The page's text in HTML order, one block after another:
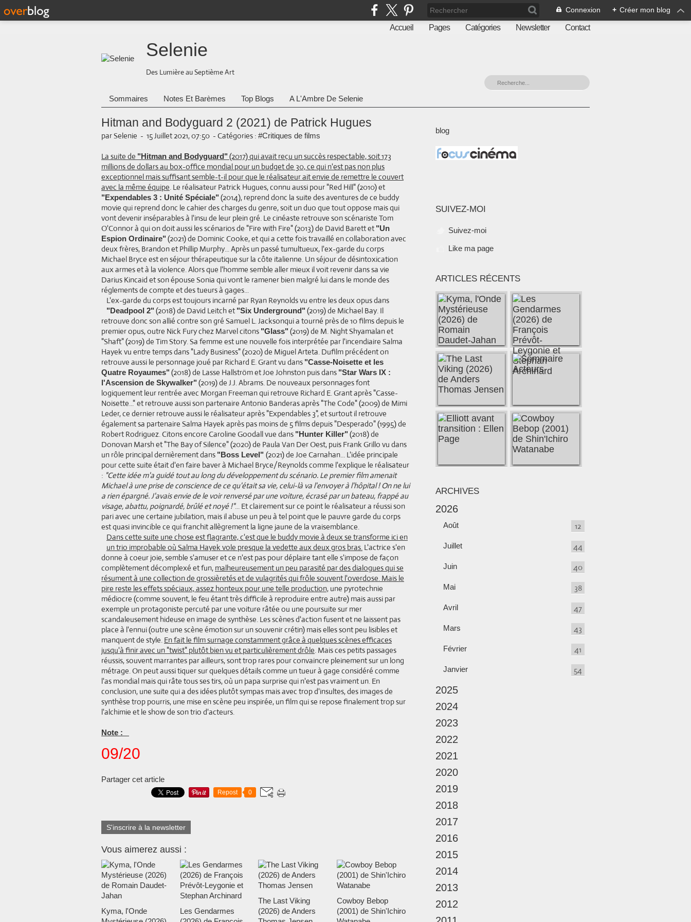
Connexion + Créer mon blog
Accueil Pages Catégories Newsletter Contact
Selenie
Des Lumière au Septième Art
Sommaires Notes Et Barèmes Top Blogs A L'Ambre De Selenie
Hitman and Bodyguard 2 (2021) de Patrick Hugues
par Selenie - 15 Juillet 2021, 07:50 - Catégories : #Critiques de films
La suite de "Hitman and Bodyguard" (2017) qui avait reçu un succès respectable, soit 173
millions de dollars au box-office mondial pour un budget de 30, ce qui n'est pas non plus
exceptionnel mais suffisant semble-t-il pour que le réalisateur ait envie de remettre le couvert
avec la même équipe. Le réalisateur Patrick Hugues, connu aussi pour "Red Hill" (2010) et
"Expendables 3 : Unité Spéciale" (2014), reprend donc la suite des aventures de ce buddy
movie qui reprend donc le cahier des charges du genre, soit un duo que tout oppose mais qui
vont devenir inséparables à l'insu de leur plein gré. Le cinéaste retrouve son scénariste Tom
O'Connor à qui on doit aussi les scénarios de "Fire with Fire" (2013) de David Barett et "Un
Espion Ordinaire" (2021) de Dominic Cooke, et qui a cette fois travaillé en collaboration avec
deux frères, Brandon et Phillip Murphy... Après un passé tumultueux, l'ex-garde du corps
Michael Bryce est en séjour thérapeutique sur la côte italienne. Un séjour de désintoxication
aux armes et à la violence. Alors que l'homme semble aller mieux il voit revenir dans sa vie
Darius Kincaid et son épouse Sonia qui vont le ramener bien malgré lui dans le monde des
réglements de compte et des tueurs à gages...
L'ex-garde du corps est toujours incarné par Ryan Reynolds vu entre les deux opus dans
"Deadpool 2" (2018) de David Leitch et "Six Underground" (2019) de Michael Bay. Il
retrouve donc son allié contre son gré Samuel L. Jacksonqui a tourné près de 10 films depuis le
premier opus, outre Nick Fury chez Marvel citons "Glass" (2019) de M. Night Shyamalan et
"Shaft" (2019) de Tim Story. Sa femme est une nouvelle fois interprétée par l'incendiaire Salma
Hayek vu entre temps dans "Lady Business" (2020) de Miguel Arteta. Dufilm précédent on
retrouve aussi le personnage joué par Richard E. Grant vu dans "Casse-Noisette et les
Quatre Royaumes" (2018) de Lasse Hallström et Joe Johnston puis dans "Star Wars IX :
l'Ascension de Skywalker" (2019) de J.J. Abrams. De nouveaux personnages font
logiquement leur rentrée avec Morgan Freeman qui retrouve Richard E. Grant après "Casse-
Noisette..." et retrouve aussi son partenaire Antonio Banderas après "The Code" (2009) de Mimi
Leder, ce dernier retrouve aussi le réalisateur après "Expendables 3", et surtout il retrouve
également sa partenaire Salma Hayek après pas moins de 5 films depuis "Desperado" (1995) de
Robert Rodriguez. Citons encore Caroline Goodall vue dans "Hunter Killer" (2018) de
Donovan Marsh et "The Bay of Silence" (2020) de Paula Van Der Oest, puis Frank Grillo vu dans
un rôle principal dernièrement dans "Boss Level" (2021) de Joe Carnahan... L'idée principale
pour cette suite était d'en faire baver à Michael Bryce/Reynolds comme l'explique le réalisateur
: "Cette idée m'a guidé tout au long du développement du scénario. Le premier film amenait
Michael à une prise de conscience de ce qu'était sa vie, celui-là va l'envoyer à l'hôpital ! On ne lui
a rien épargné. J'avais envie de le voir renversé par une voiture, écrasé par un bateau, frappé au
visage, abattu, poignardé, brûlé et noyé !"... Et clairement sur ce point le réalisateur a réussi son
pari avec une certaine jubilation, mais il abuse un peu à tel point que le pauvre garde du corps
est quasi invincible ce qui franchit allègrement la ligne jaune de la vraisemblance.
Dans cette suite une chose est flagrante, c'est que le buddy movie à deux se transforme ici en
un trio improbable où Salma Hayek vole presque la vedette aux deux gros bras. L'actrice s'en
donne à coeur joie, semble s'amuser et ce n'est pas pour déplaire tant elle s'impose de façon
complètement décomplexé et fun, malheureusement un peu parasité par des dialogues qui se
résument à une collection de grossièretés et de vulagrités qui frôle souvent l'overdose. Mais le
pire reste les effets spéciaux, assez honteux pour une telle production, une pyrotechnie
médiocre (comme souvent, le feu étant très difficile à reproduire entre autre) mais aussi par
exemple un protagoniste percuté par une voiture râtée ou une poursuite sur mer
scandaleusement hideuse en image de synthèse. Les scènes d'action fusent et ne laissent pas
place à l'ennui (outre une scène émotion sur un souvenir crétin) mais elles sont peu lisibles et
manquent de style. En fait le film surnage constamment grâce à quelques scènes efficaces
jusqu'à finir avec un "twist" plutôt bien vu et particulièrement drôle. Mais ces petits passages
réussis, souvent marrantes par ailleurs, sont trop rares pour convaincre pleinement sur un long
métrage. On peut aussi tiquer sur quelques détails comme un tueur à gage considéré comme
l'as mondial mais qui râte tous ses tirs, où un papa surprise qui n'est pas vraiment un. En
conclusion, une suite qui a des idées plutôt sympas mais avec trop d'insultes, des images de
synthèse trop pourris, une mise en scène peu inspirée, un film qui se repose finalement trop sur
l'alchimie et le show de son trio d'acteurs.
Note :
09/20
Partager cet article
Repost 0
S'inscrire à la newsletter
Vous aimerez aussi :
Kyma, l'Onde
Les Gendarmes
The Last Viking
(2026) de Anders
Cowboy Bebop
(2001) de Shin'Ichiro
blog
SUIVEZ-MOI
Suivez-moi
Like ma page
ARTICLES RÉCENTS
ARCHIVES
2026
Août 12
Juillet 44
Juin 40
Mai 38
Avril 47
Mars 43
Février 41
Janvier 54
2025
2024
2023
2022
2021
2020
2019
2018
2017
2016
2015
2014
2013
2012